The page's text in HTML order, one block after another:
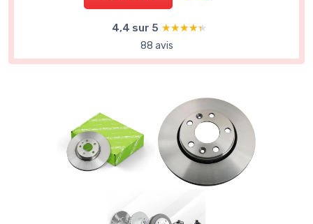
4,4 sur 5 ★★★★★
★★★★★
88 avis